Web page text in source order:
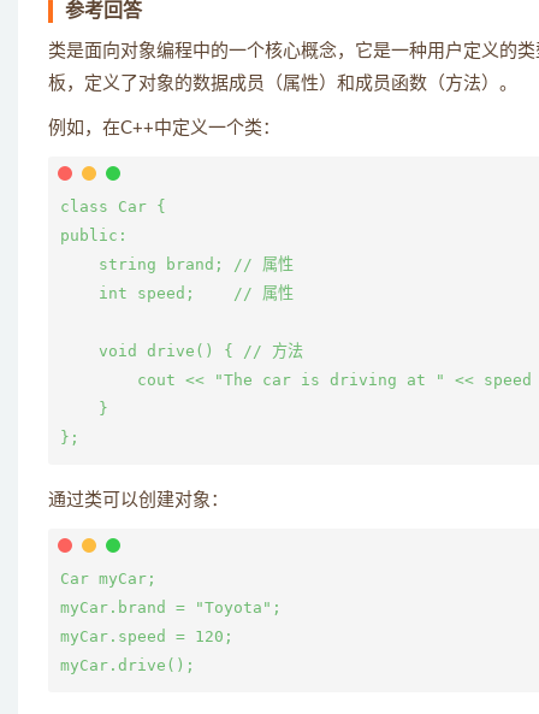
参考回答
类是面向对象编程中的一个核心概念，它是一种用户定义的
板，定义了对象的数据成员（属性）和成员函数（方法）。
例如，在C++中定义一个类：
class Car {
public:
    string brand; // 属性
    int speed;    // 属性
    void drive() { // 方法
cout << "The car is driving at " << speed
    }
通过类可以创建对象：
Car myCar;
myCar.brand = "Toyota";
myCar.speed = 120;